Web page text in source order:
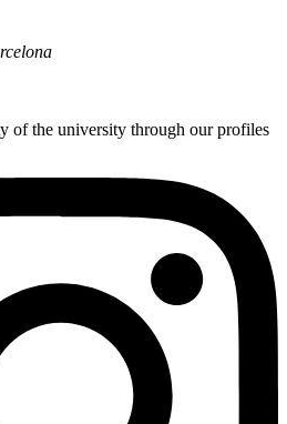
of the university through our profiles